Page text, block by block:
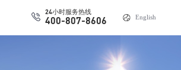
English
24小时服务热线
400-807-8606